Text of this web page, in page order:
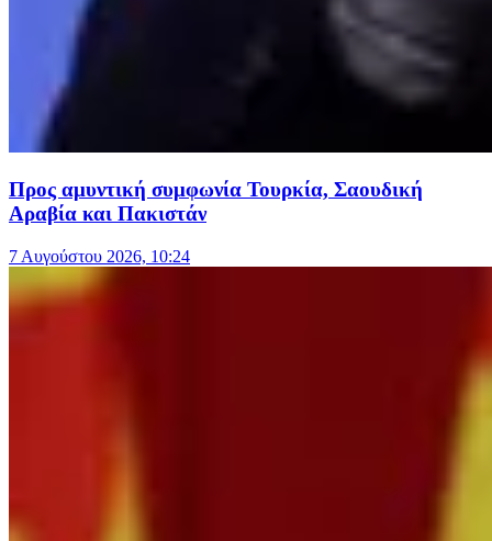
Προς αμυντική συμφωνία Τουρκία, Σαουδική
Αραβία και Πακιστάν
7 Αυγούστου 2026, 10:24